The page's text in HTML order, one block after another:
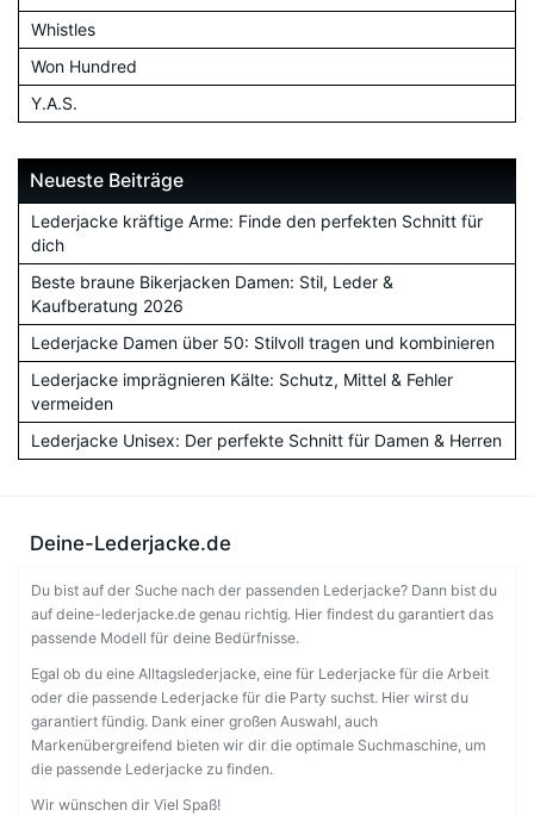
Whistles
Won Hundred
Y.A.S.
Neueste Beiträge
Lederjacke kräftige Arme: Finde den perfekten Schnitt für
dich
Beste braune Bikerjacken Damen: Stil, Leder &
Kaufberatung 2026
Lederjacke Damen über 50: Stilvoll tragen und kombinieren
Lederjacke imprägnieren Kälte: Schutz, Mittel & Fehler
vermeiden
Lederjacke Unisex: Der perfekte Schnitt für Damen & Herren
Deine-Lederjacke.de
Du bist auf der Suche nach der passenden Lederjacke? Dann bist du
auf deine-lederjacke.de genau richtig. Hier findest du garantiert das
passende Modell für deine Bedürfnisse.
Egal ob du eine Alltagslederjacke, eine für Lederjacke für die Arbeit
oder die passende Lederjacke für die Party suchst. Hier wirst du
garantiert fündig. Dank einer großen Auswahl, auch
Markenübergreifend bieten wir dir die optimale Suchmaschine, um
die passende Lederjacke zu finden.
Wir wünschen dir Viel Spaß!